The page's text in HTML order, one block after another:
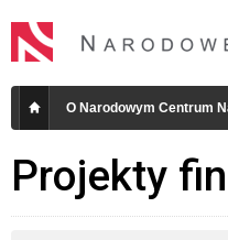
O Narodowym Centrum
Projekty